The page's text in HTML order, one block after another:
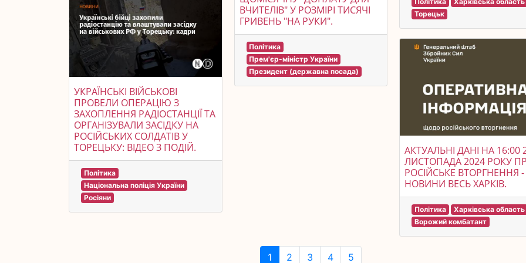
УКРАЇНСЬКІ ВІЙСЬКОВІ
ПРОВЕЛИ ОПЕРАЦІЮ З
ЗАХОПЛЕННЯ РАДІОСТАНЦІЇ ТА
ОРГАНІЗУВАЛИ ЗАСІДКУ НА
РОСІЙСЬКИХ СОЛДАТІВ У
ТОРЕЦЬКУ: ВІДЕО З ПОДІЙ.
Політика
Національна поліція України
Росіяни
ВЧИТЕЛІВ" У РОЗМІРІ ТИСЯЧІ
ГРИВЕНЬ "НА РУКИ".
Політика
Прем'єр-міністр України
Президент (державна посада)
Торецьк
АКТУАЛЬНІ ДАНІ НА 16:00
ЛИСТОПАДА 2024 РОКУ
РОСІЙСЬКЕ ВТОРГНЕННЯ -
НОВИНИ ВЕСЬ ХАРКІВ.
Політика
Харківська область
Ворожий комбатант
1 2 3 4 5